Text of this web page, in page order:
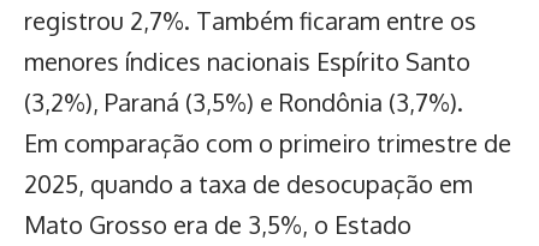
registrou 2,7%. Também ficaram entre os
menores índices nacionais Espírito Santo
(3,2%), Paraná (3,5%) e Rondônia (3,7%).
Em comparação com o primeiro trimestre de
2025, quando a taxa de desocupação em
Mato Grosso era de 3,5%, o Estado